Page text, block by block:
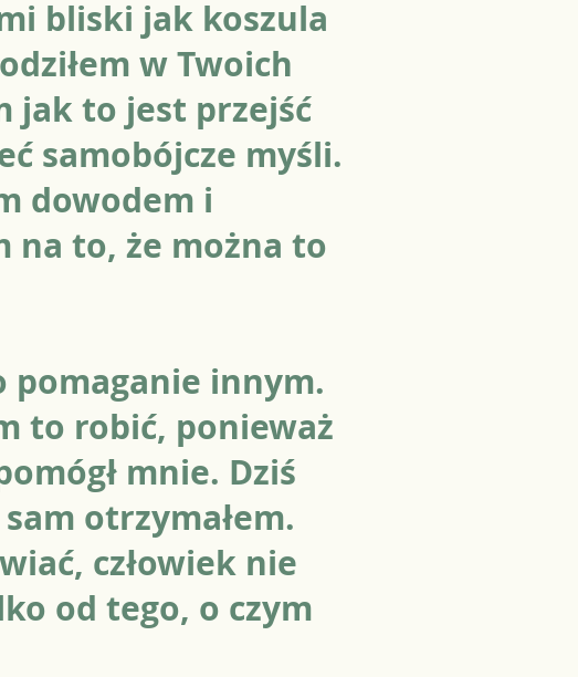
bliski jak koszula
w Twoich
jak to jest przejść
samobójcze myśli.
dowodem i
na to, że można to
pomaganie innym.
to robić, ponieważ
mnie. Dziś
otrzymałem.
człowiek nie
od tego, o czym